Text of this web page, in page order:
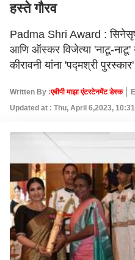
हस्ते गौरव
Padma Shri Award :
आणि ऑस्कर विजेत्या 'नाटू-नाटू'
कीरावनी यांना 'पद्मश्री
Written By :एबीपी माझा एंटरटेनमेंट डेस्क
Updated at : Thu, April 6,2023,